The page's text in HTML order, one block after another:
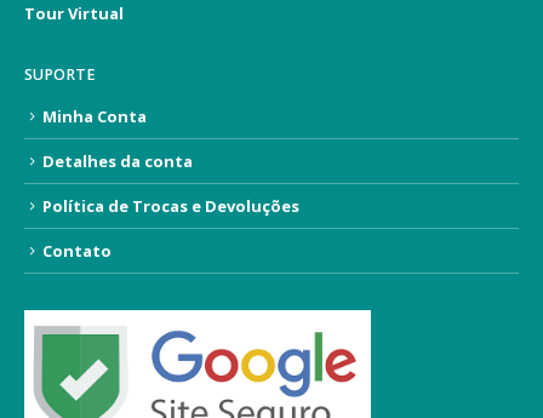
Tour Virtual
SUPORTE
Minha Conta
Detalhes da conta
Política de Trocas e Devoluções
Contato